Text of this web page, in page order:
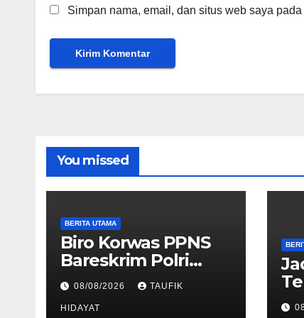
Simpan nama, email, dan situs web saya
You missed
BERITA UTAMA
Biro Korwas PPNS
Bareskrim Polri
Perkuat
Pengawasan untuk
Dorong Penegakan
08/08/2026 TAUFIK
HIDAYAT